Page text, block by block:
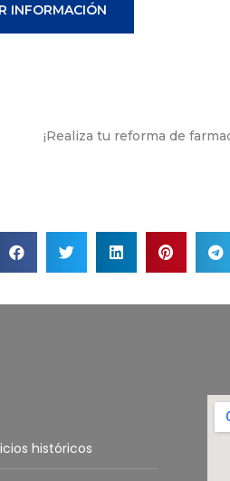
INFORMACIÓN
¡Realiza tu reforma de
históricos